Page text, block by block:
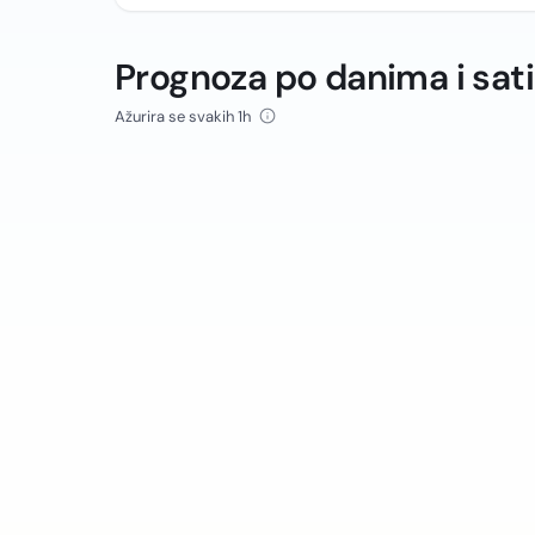
Prognoza po danima i
Ažurira se svakih 1h